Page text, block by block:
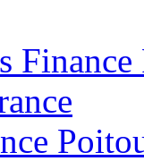
Finance